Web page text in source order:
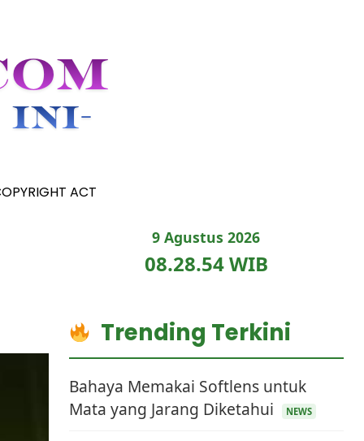
ACT
9 Agustus 2026
08.28.55 WIB
Trending Terkini
Bahaya Memakai Softlens untuk
Mata yang Jarang Diketahui
NEWS